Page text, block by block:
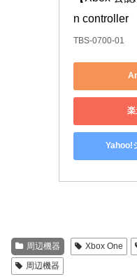
n controller
TBS-0700-01
楽
Yahoo!
周辺機器 Xbox One
周辺機器